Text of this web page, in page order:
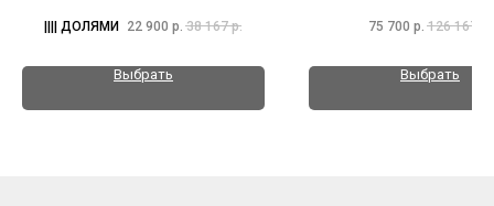
22 900 р. 38 167 р.
Выбрать
75 700 р. 126 167
Выбрать